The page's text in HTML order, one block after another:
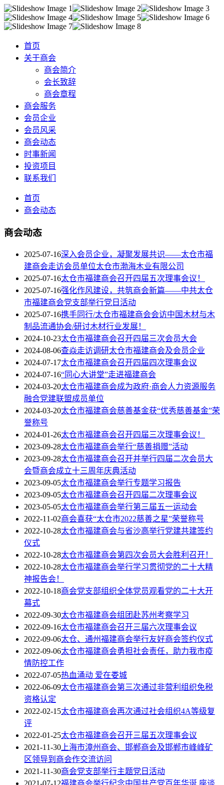
首页
关于商会
商会简介
会长致辞
商会章程
商会服务
会员企业
会员风采
商会动态
时事新闻
投资项目
联系我们
首页
商会动态
商会动态
2025-07-16深入会员企业，凝聚发展共识——太仓市福
建商会走访会员单位太仓市渤海木业有限公司
2025-07-16太仓市福建商会召开四届五次理事会议！
2025-07-16强化作风建设，共筑商会新篇——中共太仓
市福建商会党支部举行党日活动
2025-07-16携手同行/太仓市福建商会会访中国木材与木
制品流通协会/研讨木材行业发展！
2024-10-23太仓市福建商会召开四届三次会员大会
2024-08-06查焱走访调研太仓市福建商会及会员企业
2024-07-17太仓市福建商会召开四届四次理事会议
2024-07-16“同心大讲堂”走进福建商会
2024-03-20太仓市福建商会成为政府·商会人力资源服务
融合党建联盟成员单位
2024-03-20太仓市福建商会慈善基金获“优秀慈善基金”荣
誉称号
2024-01-26太仓市福建商会召开四届三次理事会议！
2023-09-28太仓市福建商会举行“慈善捐赠”活动
2023-09-28太仓市福建商会召开并举行四届二次会员大
会暨商会成立十三周年庆典活动
2023-09-05太仓市福建商会举行专题学习报告
2023-09-05太仓市福建商会召开四届二次理事会议
2023-05-05太仓市福建商会举行第三届五一运动会
2022-11-02商会喜获“太仓市2022慈善之星”荣誉称号
2022-10-28太仓市福建商会与省沙高举行党建共建签约
仪式
2022-10-28太仓市福建商会第四次会员大会胜利召开！
2022-10-28太仓市福建商会举行学习贯彻党的二十大精
神报告会！
2022-10-18商会党支部组织全体党员观看党的二十大开
幕式
2022-09-30太仓市福建商会组团赴苏州考察学习
2022-09-16太仓市福建商会召开三届六次理事会议
2022-09-06太仓、通州福建商会举行友好商会签约仪式
2022-09-06太仓市福建商会勇担社会责任，助力我市疫
情防控工作
2022-07-05热血涌动 爱在娄城
2022-06-09太仓市福建商会第三次通过非营利组织免税
资格认定
2022-02-15太仓市福建商会再次通过社会组织4A等级复
评
2022-01-25太仓市福建商会召开三届五次理事会议
2021-11-30上海市漳州商会、邯郸商会及邯郸市峰峰矿
区领导到商会作交流访问
2021-11-30商会党支部举行主题党日活动